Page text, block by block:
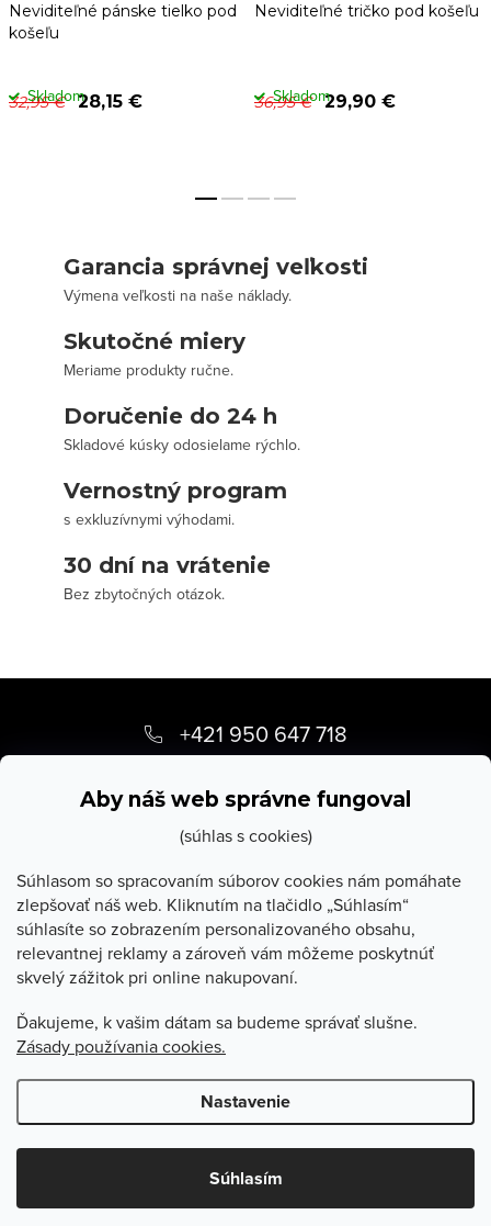
Aby náš web správne fungoval
(súhlas s cookies)
Súhlasom so spracovaním súborov cookies nám pomáhate
zlepšovať náš web. Kliknutím na tlačidlo „Súhlasím“
súhlasíte so zobrazením personalizovaného obsahu,
relevantnej reklamy a zároveň vám môžeme poskytnúť
skvelý zážitok pri online nakupovaní.
Ďakujeme, k vašim dátam sa budeme správať slušne.
Zásady používania cookies.
Nastavenie
Súhlasím
Neviditeľné pánske tielko pod
košeľu
32,95 € 28,15 €
Skladom
Neviditeľné tričko pod košeľu
36,95 € 29,90 €
Skladom
Garancia správnej veľkosti
Výmena veľkosti na naše náklady.
Skutočné miery
Meriame produkty ručne.
Doručenie do 24 h
Skladové kúsky odosielame rýchlo.
Vernostný program
s exkluzívnymi výhodami.
30 dní na vrátenie
Bez zbytočných otázok.
p
+421 950 647 718
O Stevula
Poradňa
Copyright 2026Stevula.sk. Všetky práva vyhradené.Upraviť
nastavenie cookies